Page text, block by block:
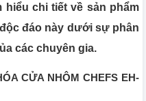
hiểu chi tiết về sản phẩm
đáo này dưới sự phân
các chuyên gia.
CỬA NHÔM CHEFS EH-